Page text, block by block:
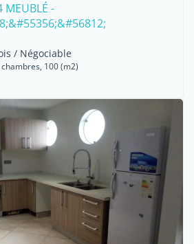
MEUBLÉ -
/ Négociable
100 (m2)